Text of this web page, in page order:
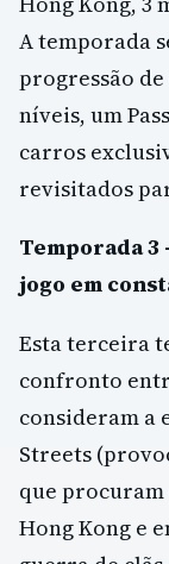
A temporada
progressão
níveis, um
carros
revisitados
Temporada 3
jogo em
Esta terceira
confronto
consideram a
Streets
que procuram
Hong Kong e